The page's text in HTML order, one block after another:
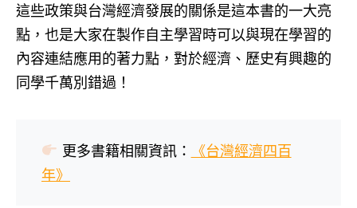
這些政策與台灣經濟發展的關係是這本書的一大亮
點，也是大家在製作自主學習時可以與現在學習的
內容連結應用的著力點，對於經濟、歷史有興趣的
同學千萬別錯過！
更多書籍相關資訊：
《台灣經濟四百
年》